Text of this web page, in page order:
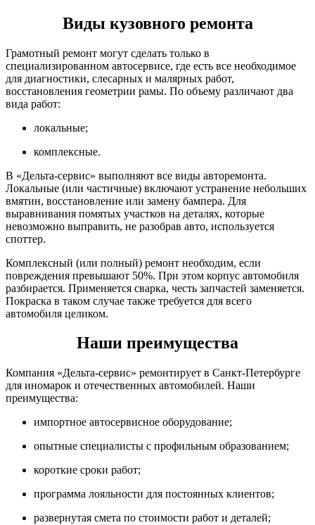
Виды кузовного ремонта
Грамотный ремонт могут сделать только в
специализированном автосервисе, где есть все необходимое
для диагностики, слесарных и малярных работ,
восстановления геометрии рамы. По объему различают два
вида работ:
локальные;
комплексные.
В «Дельта-сервис» выполняют все виды авторемонта.
Локальные (или частичные) включают устранение небольших
вмятин, восстановление или замену бампера. Для
выравнивания помятых участков на деталях, которые
невозможно выправить, не разобрав авто, используется
споттер.
Комплексный (или полный) ремонт необходим, если
повреждения превышают 50%. При этом корпус автомобиля
разбирается. Применяется сварка, честь запчастей заменяется.
Покраска в таком случае также требуется для всего
автомобиля целиком.
Наши преимущества
Компания «Дельта-сервис» ремонтирует в Санкт-Петербурге
для иномарок и отечественных автомобилей. Наши
преимущества:
импортное автосервисное оборудование;
опытные специалисты с профильным образованием;
короткие сроки работ;
программа лояльности для постоянных клиентов;
развернутая смета по стоимости работ и деталей;